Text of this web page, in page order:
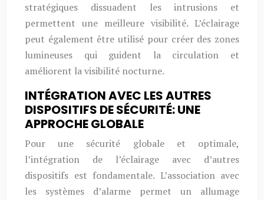
stratégiques dissuadent les intrusions et
permettent une meilleure visibilité. L’éclairage
peut également être utilisé pour créer des zones
lumineuses qui guident la circulation et
améliorent la visibilité nocturne.
INTÉGRATION AVEC LES AUTRES
DISPOSITIFS DE SÉCURITÉ: UNE
APPROCHE GLOBALE
Pour une sécurité globale et optimale,
l’intégration de l’éclairage avec d’autres
dispositifs est fondamentale. L’association avec
les systèmes d’alarme permet un allumage